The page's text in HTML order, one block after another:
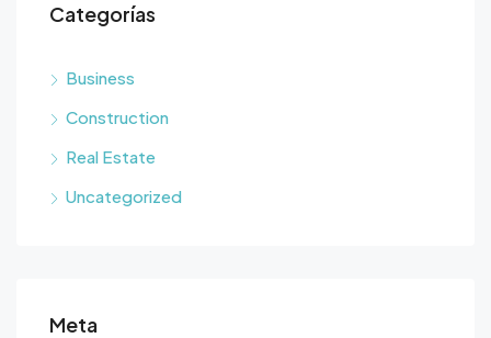
Categorías
Business
Construction
Real Estate
Uncategorized
Meta